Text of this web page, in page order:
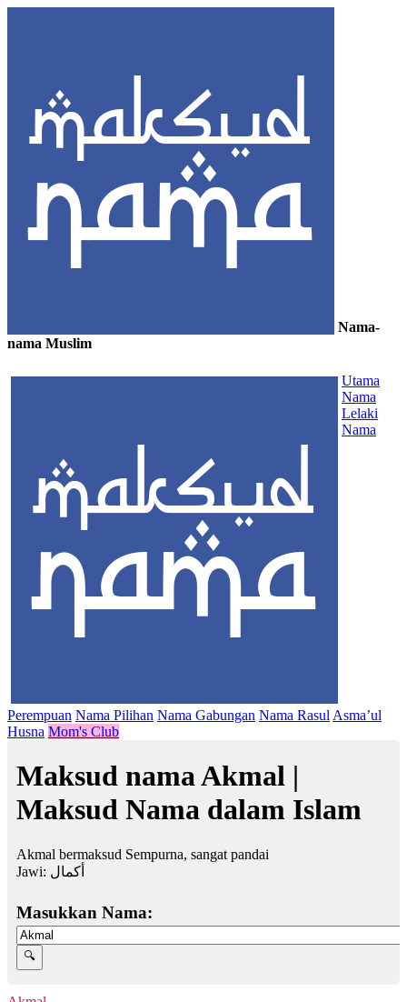
Nama-
nama Muslim
Utama
Nama
Lelaki
Nama
Perempuan Nama Pilihan Nama Gabungan Nama Rasul Asma’ul
Husna Mom's Club
Maksud nama Akmal |
Maksud Nama dalam Islam
Akmal bermaksud Sempurna, sangat pandai
Jawi: أكمال
Masukkan Nama: